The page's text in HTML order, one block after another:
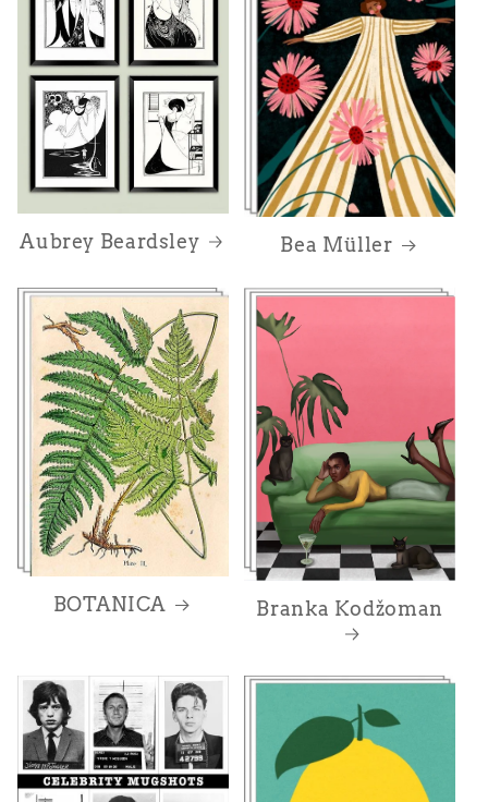
Aubrey Beardsley Bea Müller
BOTANICA Branka Kodžoman